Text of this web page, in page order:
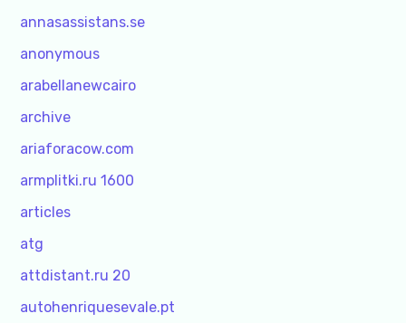
annasassistans.se
anonymous
arabellanewcairo
archive
ariaforacow.com
armplitki.ru 1600
articles
atg
attdistant.ru 20
autohenriquesevale.pt